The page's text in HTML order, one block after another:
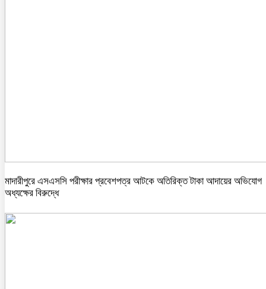
মাদারীপুরে এসএসসি পরীক্ষার প্রবেশপত্র আটকে অতিরিক্ত টাকা আদায়ের অভিযোগ
অধ্যক্ষের বিরুদ্ধে